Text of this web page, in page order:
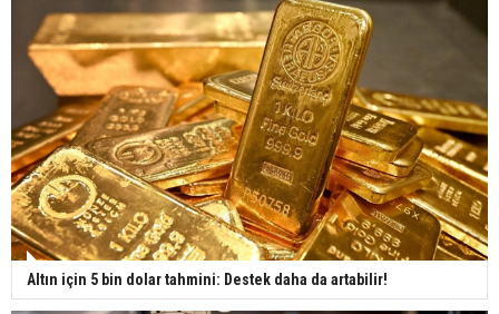
Altın için 5 bin dolar tahmini: Destek daha da artabilir!